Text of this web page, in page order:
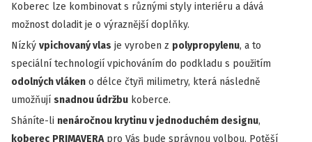
Koberec lze kombinovat s různými styly interiéru a dává
možnost doladit je o výraznější doplňky.
Nízký vpichovaný vlas je vyroben z polypropylenu, a to
speciální technologií vpichováním do podkladu s použitím
odolných vláken o délce čtyři milimetry, která následně
umožňují snadnou údržbu koberce.
Sháníte-li nenáročnou krytinu v jednoduchém designu,
koberec PRIMAVERApro Vás bude správnou volbou. Potěší